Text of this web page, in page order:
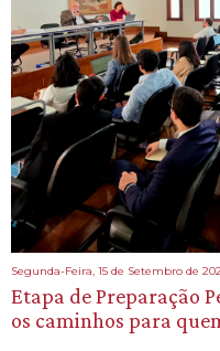
Segunda-Feira, 15 de Setembro de
Etapa de Preparação
os caminhos para